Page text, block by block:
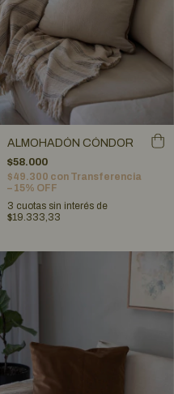
ALMOHADÓN CÓNDOR
$58.000
$49.300 con Transferencia
– 15% OFF
3 cuotas sin interés de
$19.333,33